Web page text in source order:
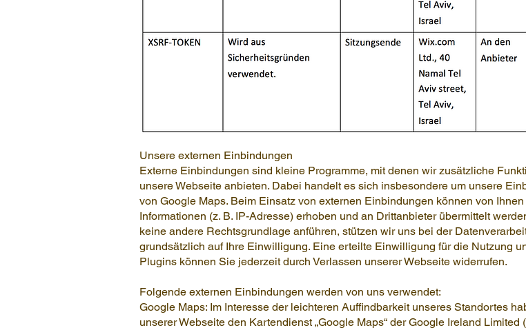
Unsere externen Einbindungen
Externe Einbindungen sind kleine Programme, mit denen wir zusätzliche
unsere Webseite anbieten. Dabei handelt es sich insbesondere um unsere
von Google Maps. Beim Einsatz von externen Einbindungen können von
Informationen (z. B. IP-Adresse) erhoben und an Drittanbieter übermittelt
keine andere Rechtsgrundlage anführen, stützen wir uns bei der
grundsätzlich auf Ihre Einwilligung. Eine erteilte Einwilligung für die Nutzung
Plugins können Sie jederzeit durch Verlassen unserer Webseite widerrufen.
Folgende externen Einbindungen werden von uns verwendet:
Google Maps: Im Interesse der leichteren Auffindbarkeit unseres Standortes
unserer Webseite den Kartendienst „Google Maps“ der Google Ireland Limited